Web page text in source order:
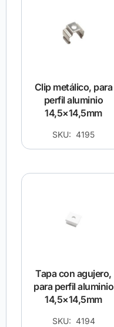
Clip metálico, para
perfil aluminio
14,5×14,5mm
SKU: 4195
Tapa con agujero,
para perfil aluminio
14,5×14,5mm
SKU: 4194